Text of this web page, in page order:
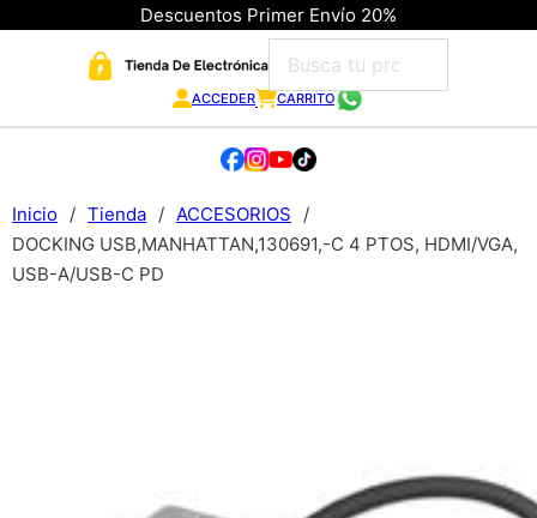
Descuentos Primer Envío 20%
ACCEDER CARRITO
Inicio / Tienda / ACCESORIOS
/
DOCKING USB,MANHATTAN,130691,-C 4 PTOS, HDMI/VGA,
USB-A/USB-C PD